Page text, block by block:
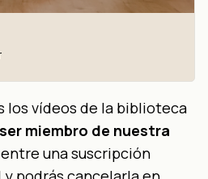
los vídeos de la biblioteca
miembro de nuestra
entre una suscripción